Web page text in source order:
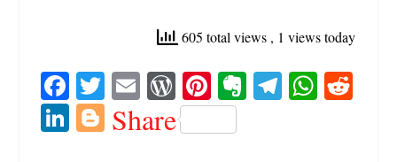
605 total views , 1 views today
Fa
ce
bo
T
wi
tte
E
m
ail
W
or
d
Pi
nt
er
E Te W
Li Bl
Share